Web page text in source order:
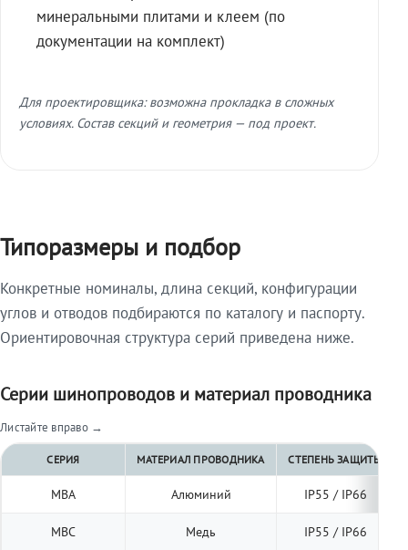
минеральными плитами и клеем (по
документации на комплект)
Для проектировщика: возможна прокладка в сложных
условиях. Состав секций и геометрия — под проект.
Типоразмеры и подбор
Конкретные номиналы, длина секций, конфигурации
углов и отводов подбираются по каталогу и паспорту.
Ориентировочная структура серий приведена ниже.
Серии шинопроводов и материал проводника
Листайте вправо →
СЕРИЯ МАТЕРИАЛ ПРОВОДНИКА СТЕПЕНЬ ЗАЩИТЫ
МВА Алюминий IP55 / IP66
МВС Медь IP55 / IP66